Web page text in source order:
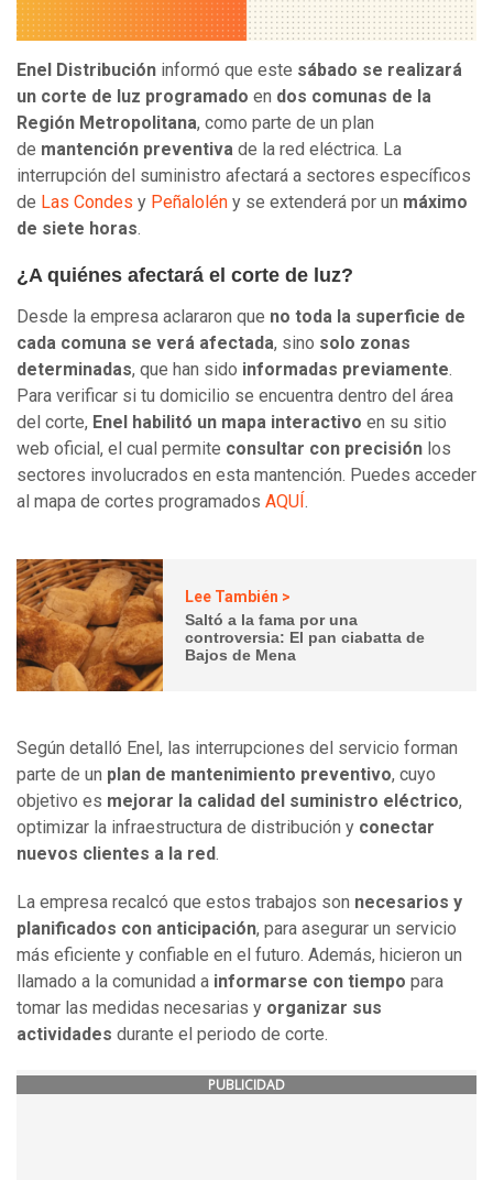
Enel Distribución informó que este sábado se realizará
un corte de luz programado en dos comunas de la
Región Metropolitana, como parte de un plan
de mantención preventiva de la red eléctrica. La
interrupción del suministro afectará a sectores específicos
de Las Condes y Peñalolén y se extenderá por un máximo
de siete horas.
¿A quiénes afectará el corte de luz?
Desde la empresa aclararon que no toda la superficie de
cada comuna se verá afectada, sino solo zonas
determinadas, que han sido informadas previamente.
Para verificar si tu domicilio se encuentra dentro del área
del corte, Enel habilitó un mapa interactivo en su sitio
web oficial, el cual permite consultar con precisión los
sectores involucrados en esta mantención. Puedes acceder
al mapa de cortes programados AQUÍ .
Lee También >
Saltó a la fama por una
controversia: El pan ciabatta de
Bajos de Mena
Según detalló Enel, las interrupciones del servicio forman
parte de un plan de mantenimiento preventivo, cuyo
objetivo es mejorar la calidad del suministro eléctrico,
optimizar la infraestructura de distribución y conectar
nuevos clientes a la red.
La empresa recalcó que estos trabajos son necesarios y
planificados con anticipación, para asegurar un servicio
más eficiente y confiable en el futuro. Además, hicieron un
llamado a la comunidad a informarse con tiempo para
tomar las medidas necesarias y organizar sus
actividades durante el periodo de corte.
PUBLICIDAD